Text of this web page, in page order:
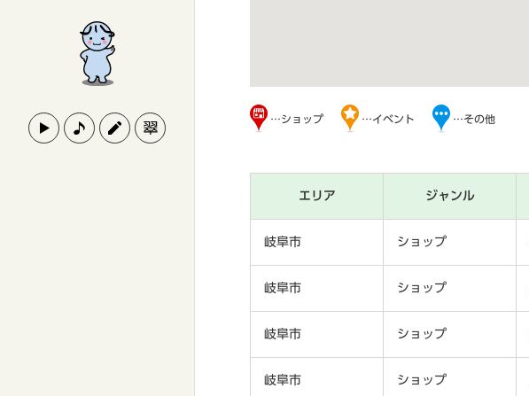
…ショップ …イベント …その他
エリア ジャンル
岐阜市 ショップ
岐阜市 ショップ
岐阜市 ショップ
岐阜市 ショップ